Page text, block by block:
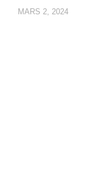
MARS 2, 2024